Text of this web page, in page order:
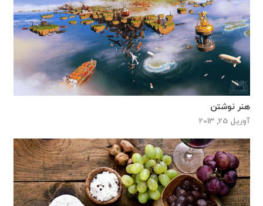
هنر نوشتن
آوریل 25, 2013